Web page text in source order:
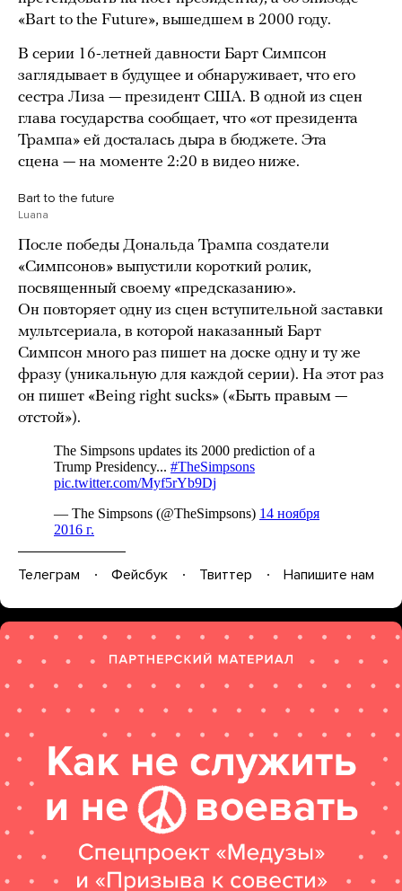
«Bart to the Future», вышедшем в 2000 году.
В серии 16-летней давности Барт Симпсон
заглядывает в будущее и обнаруживает, что его
сестра Лиза — президент США. В одной из сцен
глава государства сообщает, что «от президента
Трампа» ей досталась дыра в бюджете. Эта
сцена — на моменте 2:20 в видео ниже.
Bart to the future
Luana
После победы Дональда Трампа создатели
«Симпсонов» выпустили короткий ролик,
посвященный своему «предсказанию».
Он повторяет одну из сцен вступительной заставки
мультсериала, в которой наказанный Барт
Симпсон много раз пишет на доске одну и ту же
фразу (уникальную для каждой серии). На этот раз
он пишет «Being right sucks» («Быть правым —
отстой»).
Телеграм Фейсбук Твиттер Напишите нам